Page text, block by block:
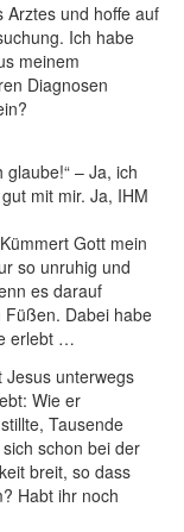
Arztes und hoffe auf
Ich habe
meinem
Diagnosen
– Ja, ich
mit mir. Ja, IHM
Gott mein
so unruhig und
es darauf
Dabei habe
erlebt …
Jesus unterwegs
Wie er
Tausende
schon bei der
breit, so dass
Habt ihr noch